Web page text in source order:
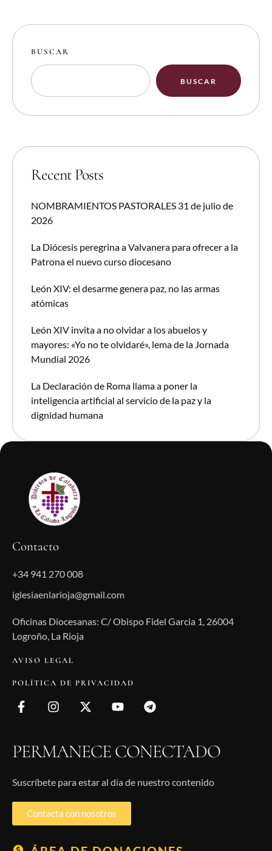
BUSCAR
BUSCAR
Recent Posts
NOMBRAMIENTOS PASTORALES 31 de julio de
2026
La Diócesis peregrina a Valvanera para ofrecer a la
Patrona el nuevo curso diocesano
León XIV: el desarme genera paz, no las armas
atómicas
León XIV invita a no olvidar a los abuelos y
mayores: «Yo no te olvidaré», lema de la Jornada
Mundial 2026
La Declaración de Roma llama a poner la
inteligencia artificial al servicio de la paz y la
dignidad humana
Contacto
+34 941 270 008
iglesiaenlarioja@gmail.com
Oficinas Diocesanas: C/ Obispo Fidel Garcia 1, 26004
Logroño, La Rioja
AVISO LEGAL
POLÍTICA DE PRIVACIDAD
PERMANECE CONECTADO
Suscríbete para estar al día de nuestro contenido
Contacta con nosotros